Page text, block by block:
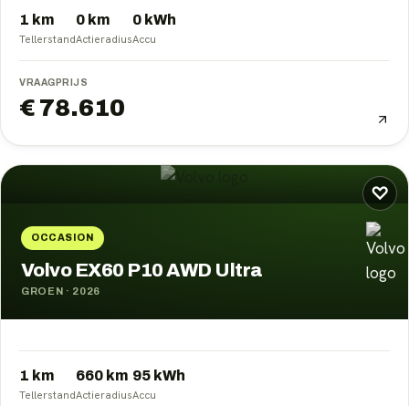
1 km
Tellerstand
0 km
Actieradius
0 kWh
Accu
VRAAGPRIJS
€ 78.610
♡
OCCASION
Volvo EX60 P10 AWD Ultra
GROEN · 2026
1 km
Tellerstand
660 km
Actieradius
95 kWh
Accu